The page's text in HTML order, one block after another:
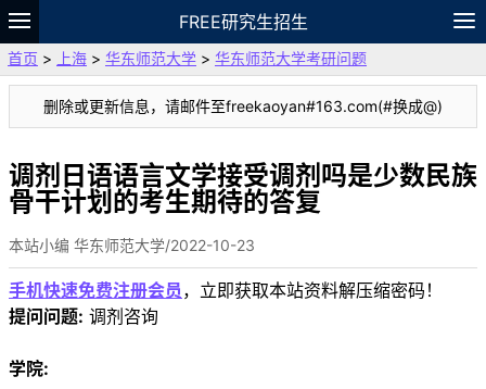
FREE研究生招生
题库
故事 专题 APP 笔记
论坛
VIP
资料
首页 > 上海 > 华东师范大学 > 华东师范大学考研问题
删除或更新信息，请邮件至freekaoyan#163.com(#换成@)
调剂日语语言文学接受调剂吗是少数民族
骨干计划的考生期待的答复
本站小编 华东师范大学/2022-10-23
手机快速免费注册会员 ，立即获取本站资料解压缩密码！
提问问题: 调剂咨询
学院: